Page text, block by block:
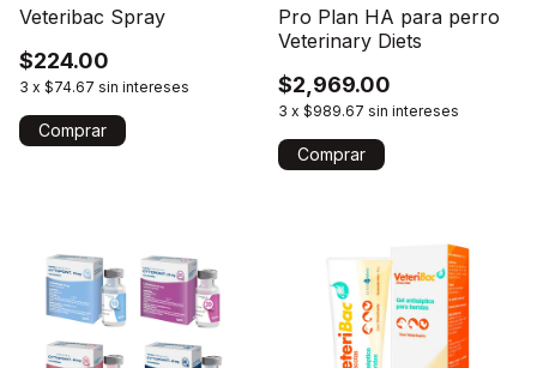
Veteribac Spray
$224.00
3 x $74.67 sin intereses
Pro Plan HA para perro
Veterinary Diets
$2,969.00
3 x $989.67 sin intereses
Comprar